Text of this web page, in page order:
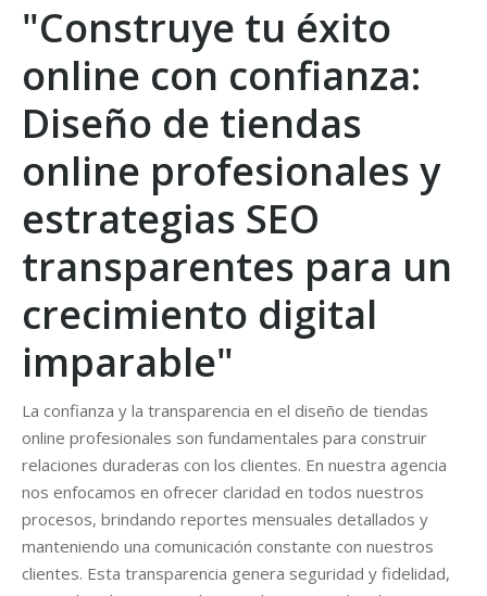
"Construye tu éxito
online con confianza:
Diseño de tiendas
online profesionales y
estrategias SEO
transparentes para un
crecimiento digital
imparable"
La confianza y la transparencia en el diseño de tiendas
online profesionales son fundamentales para construir
relaciones duraderas con los clientes. En nuestra agencia
nos enfocamos en ofrecer claridad en todos nuestros
procesos, brindando reportes mensuales detallados y
manteniendo una comunicación constante con nuestros
clientes. Esta transparencia genera seguridad y fidelidad,